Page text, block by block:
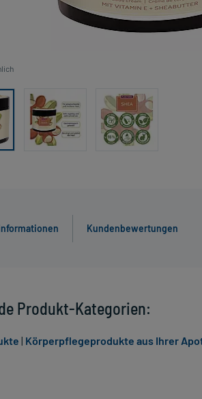
Kundenbewertungen
Produkt-Kategorien:
| Körperpflegeprodukte aus Ihrer